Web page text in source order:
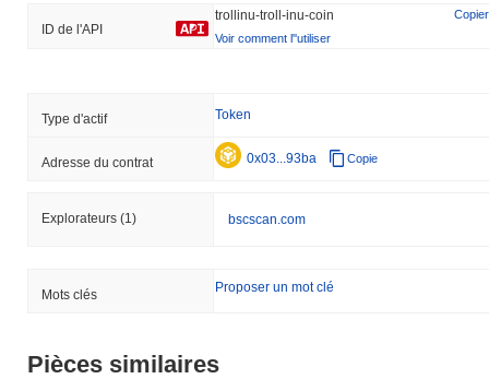
ID de l'API
trollinu-troll-inu-coin
Copier
Voir comment l''utiliser
Type d'actif Token
Adresse du contrat 0x03...93ba Copie
Explorateurs (1) bscscan.com
Mots clés Proposer un mot clé
Pièces similaires